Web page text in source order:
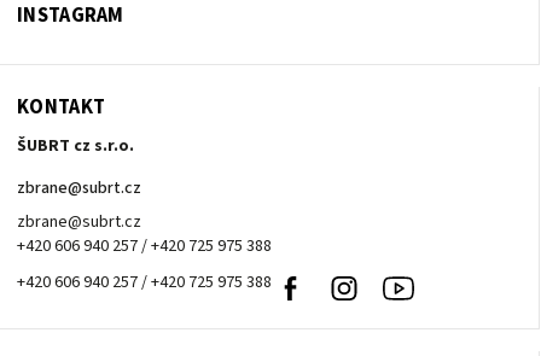
INSTAGRAM
KONTAKT
ŠUBRT cz s.r.o.
zbrane@subrt.cz
zbrane@subrt.cz
+420 606 940 257 / +420 725 975 388
+420 606 940 257 / +420 725 975 388
Facebook Instagram